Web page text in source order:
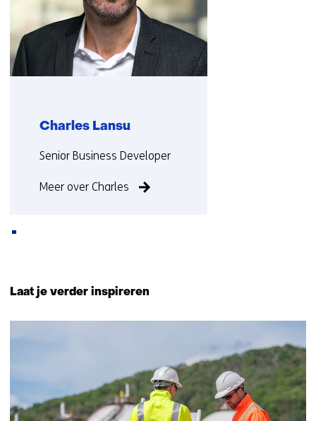
Charles Lansu
Functie:
Senior Business Developer
Meer over Charles
(Neem
ons
op)
Laat je verder inspireren
getoond
1
t/m
5